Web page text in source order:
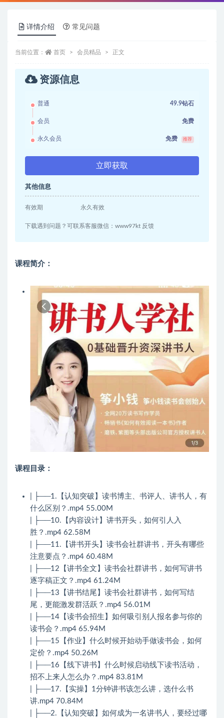
详情介绍 常见问题
当前位置： 首页 会员精品 正文
资源信息
普通 49.9钻石
会员 免费
永久会员 免费 推荐
立即获取
其他信息
有效期 永久有效
下载遇到问题？可联系客服微信：www97kt 反馈
课程简介：
课程目录：
| ├──1.【认知突破】读书博主、书评人、讲书人，有
什么区别？.mp4 55.00M
| ├──10.【内容设计】讲书开头，如何引人入
胜？.mp4 62.58M
| ├──11.【讲书开头】读书会社群讲书，开头有哪些
注意要点？.mp4 60.48M
| ├──12【讲书全文】读书会社群讲书，如何写讲书
逐字稿正文？.mp4 61.24M
| ├──13【讲书结尾】读书会社群讲书，如何写结
尾，更能激发群活跃？.mp4 56.01M
| ├──14【读书会招生】如何吸引别人报名参与你的
读书会？.mp4 65.94M
| ├──15【作业】什么时候开始动手做读书会，如何
定价？.mp4 50.26M
| ├──16【线下讲书】什么时候启动线下读书活动，
招不上来人怎么办？.mp4 83.81M
| ├──17.【实操】1分钟讲书该怎么讲，选什么书
讲.mp4 70.84M
| ├──2.【认知突破】如何成为一名讲书人，要经过哪